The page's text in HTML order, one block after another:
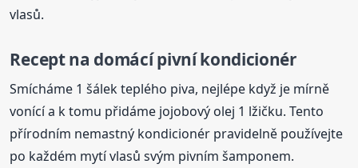
vlasů.
Recept na domácí pivní kondicionér
Smícháme 1 šálek teplého piva, nejlépe když je mírně
vonící a k tomu přidáme jojobový olej 1 lžičku. Tento
přírodním nemastný kondicionér pravidelně používejte
po každém mytí vlasů svým pivním šamponem.